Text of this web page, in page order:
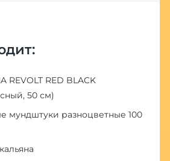
REVOLT RED BLACK
50 см)
мундштуки разноцветные 100